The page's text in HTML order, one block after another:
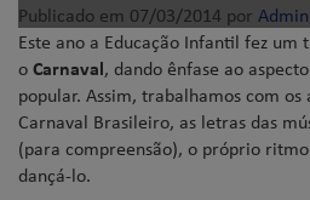
Publicado em 07/03/2014 por
Este ano a Educação Infantil fez
oCarnaval, dando ênfase ao
popular. Assim, trabalhamos com
Carnaval Brasileiro, as letras das
(para compreensão), o próprio
dançá-lo.